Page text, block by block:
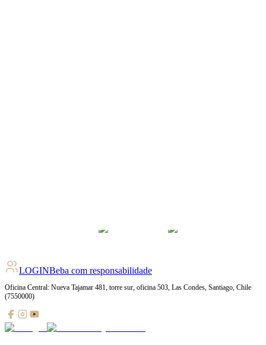
LOGINBeba com responsabilidade
Oficina Central: Nueva Tajamar 481, torre sur, oficina 503, Las Condes, Santiago, Chile
(7550000)